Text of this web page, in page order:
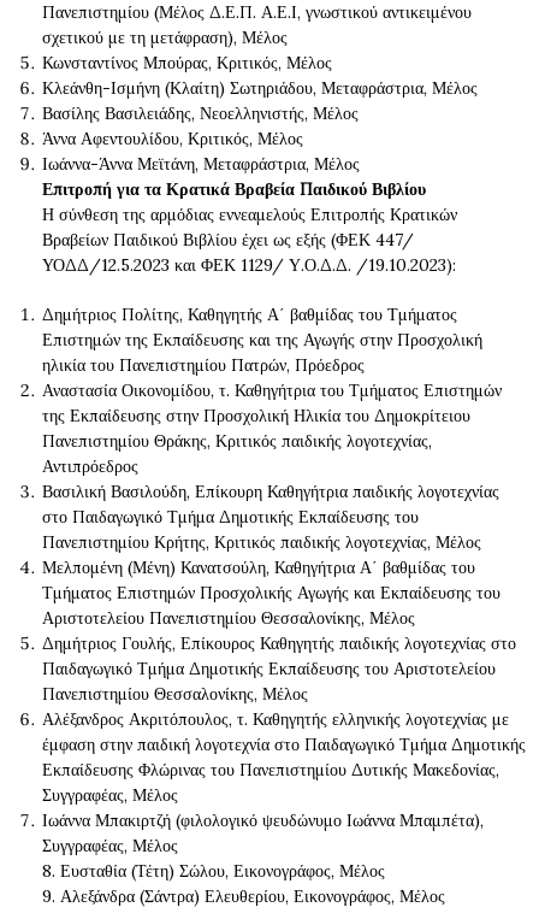
Πανεπιστημίου (Μέλος Δ.Ε.Π. Α.Ε.Ι, γνωστικού αντικειμένου
σχετικού με τη μετάφραση), Μέλος
Κωνσταντίνος Μπούρας, Κριτικός, Μέλος
Κλεάνθη-Ισμήνη (Κλαίτη) Σωτηριάδου, Μεταφράστρια, Μέλος
Βασίλης Βασιλειάδης, Νεοελληνιστής, Μέλος
Άννα Αφεντουλίδου, Κριτικός, Μέλος
Ιωάννα-Άννα Μεϊτάνη, Μεταφράστρια, Μέλος
Επιτροπή για τα Κρατικά Βραβεία Παιδικού Βιβλίου
Η σύνθεση της αρμόδιας εννεαμελούς Επιτροπής Κρατικών
Βραβείων Παιδικού Βιβλίου έχει ως εξής (ΦΕΚ 447/
ΥΟΔΔ/12.5.2023 και ΦΕΚ 1129/ Υ.Ο.Δ.Δ. /19.10.2023):
Δημήτριος Πολίτης, Καθηγητής Α΄ βαθμίδας του Τμήματος
Επιστημών της Εκπαίδευσης και της Αγωγής στην Προσχολική
ηλικία του Πανεπιστημίου Πατρών, Πρόεδρος
Αναστασία Οικονομίδου, τ. Καθηγήτρια του Τμήματος Επιστημών
της Εκπαίδευσης στην Προσχολική Ηλικία του Δημοκρίτειου
Πανεπιστημίου Θράκης, Κριτικός παιδικής λογοτεχνίας,
Αντιπρόεδρος
Βασιλική Βασιλούδη, Επίκουρη Καθηγήτρια παιδικής λογοτεχνίας
στο Παιδαγωγικό Τμήμα Δημοτικής Εκπαίδευσης του
Πανεπιστημίου Κρήτης, Κριτικός παιδικής λογοτεχνίας, Μέλος
Μελπομένη (Μένη) Κανατσούλη, Καθηγήτρια Α΄ βαθμίδας του
Τμήματος Επιστημών Προσχολικής Αγωγής και Εκπαίδευσης του
Αριστοτελείου Πανεπιστημίου Θεσσαλονίκης, Μέλος
Δημήτριος Γουλής, Επίκουρος Καθηγητής παιδικής λογοτεχνίας στο
Παιδαγωγικό Τμήμα Δημοτικής Εκπαίδευσης του Αριστοτελείου
Πανεπιστημίου Θεσσαλονίκης, Μέλος
Αλέξανδρος Ακριτόπουλος, τ. Καθηγητής ελληνικής λογοτεχνίας με
έμφαση στην παιδική λογοτεχνία στο Παιδαγωγικό Τμήμα Δημοτικής
Εκπαίδευσης Φλώρινας του Πανεπιστημίου Δυτικής Μακεδονίας,
Συγγραφέας, Μέλος
Ιωάννα Μπακιρτζή (φιλολογικό ψευδώνυμο Ιωάννα Μπαμπέτα),
Συγγραφέας, Μέλος
8. Ευσταθία (Τέτη) Σώλου, Εικονογράφος, Μέλος
9. Αλεξάνδρα (Σάντρα) Ελευθερίου, Εικονογράφος, Μέλος​